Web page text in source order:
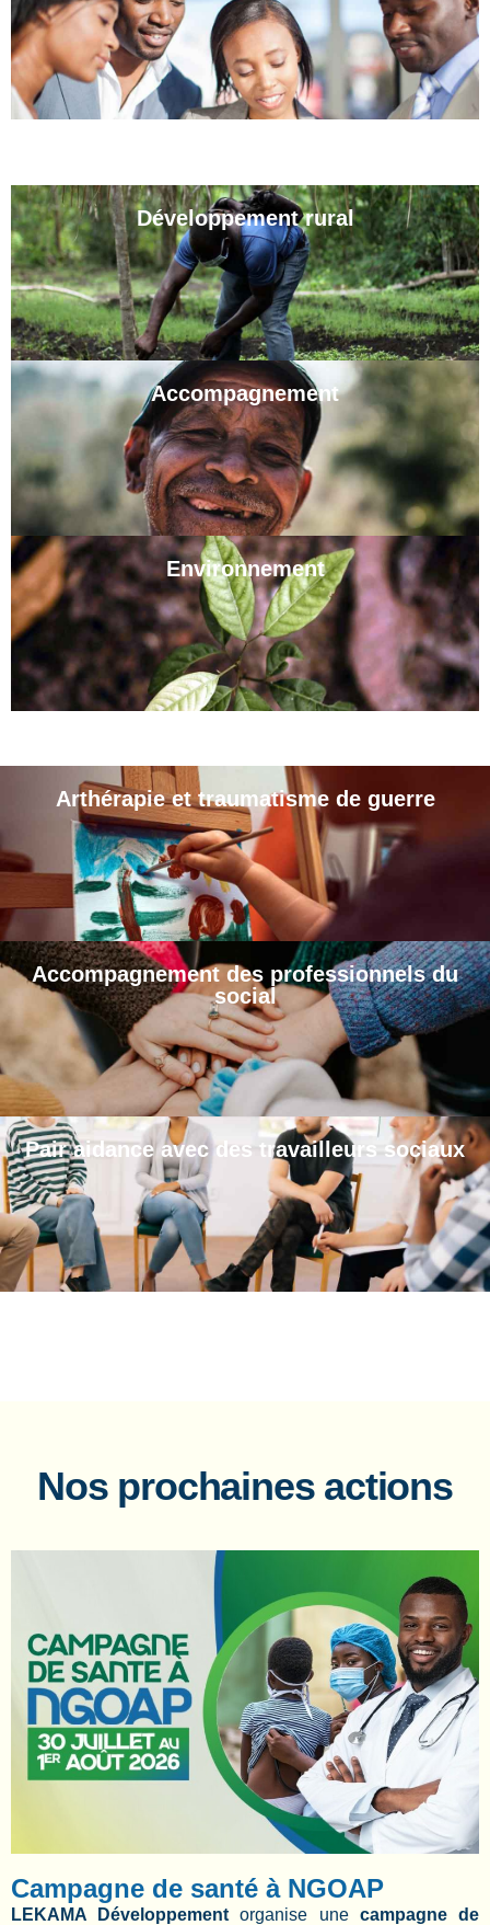
Développement rural
Accompagnement
Environnement
Arthérapie et traumatisme de guerre
Accompagnement des professionnels du
social
Pair aidance avec des travailleurs sociaux
Nos prochaines actions
Campagne de santé à NGOAP
LEKAMA Développement organise une campagne de